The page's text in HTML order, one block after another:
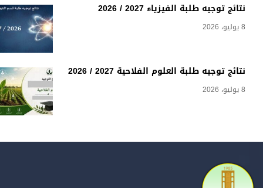
نتائج توجيه طلبة الفيزياء 2027 / 2026
8 يوليو، 2026
نتائج توجيه طلبة العلوم الفلاحية 2027 / 2026
8 يوليو، 2026